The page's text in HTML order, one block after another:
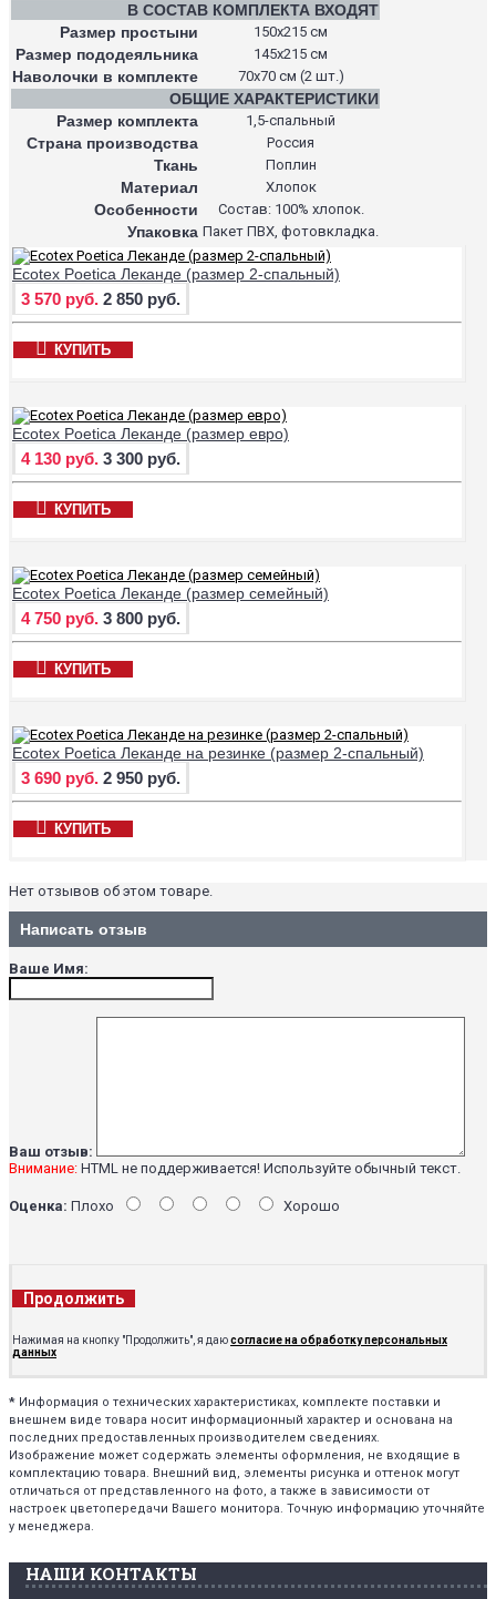
В СОСТАВ КОМПЛЕКТА ВХОДЯТ
Размер простыни
150х215 см
Размер пододеяльника 145х215 см
Наволочки в комплекте 70х70 см (2 шт.)
ОБЩИЕ ХАРАКТЕРИСТИКИ
Размер комплекта
1,5-спальный
Страна производства Россия
Ткань Поплин
Материал Хлопок
Особенности Состав: 100% хлопок.
Упаковка Пакет ПВХ, фотовкладка.
Ecotex Poetica Леканде (размер 2-спальный)
3 570 руб. 2 850 руб.
КУПИТЬ
Ecotex Poetica Леканде (размер евро)
4 130 руб. 3 300 руб.
КУПИТЬ
Ecotex Poetica Леканде (размер семейный)
4 750 руб. 3 800 руб.
КУПИТЬ
Ecotex Poetica Леканде на резинке (размер 2-спальный)
3 690 руб. 2 950 руб.
КУПИТЬ
Нет отзывов об этом товаре.
Написать отзыв
Ваше Имя:
Ваш отзыв:
Внимание: HTML не поддерживается! Используйте обычный текст.
Оценка: Плохо Хорошо
Продолжить
Нажимая на кнопку "Продолжить", я даюсогласие на обработку персональных
данных
* Информация о технических характеристиках, комплекте поставки и
внешнем виде товара носит информационный характер и основана на
последних предоставленных производителем сведениях.
Изображение может содержать элементы оформления, не входящие в
комплектацию товара. Внешний вид, элементы рисунка и оттенок могут
отличаться от представленного на фото, а также в зависимости от
настроек цветопередачи Вашего монитора. Точную информацию уточняйте
у менеджера.
НАШИ КОНТАКТЫ